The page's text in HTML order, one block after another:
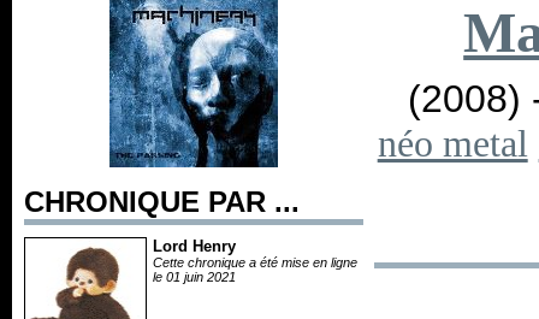
CHRONIQUE PAR ...
Lord Henry
Cette chronique a été mise en ligne
le 01 juin 2021
(2008)
néo metal